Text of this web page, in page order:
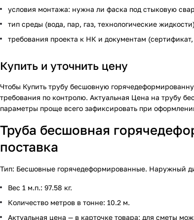
условия монтажа: нужна ли фаска под стыковую
тип среды (вода, пар, газ, технологические
требования проекта к НК и документам
Купить и уточнить цену
Чтобы Купить трубу бесшовную
требования по контролю. Актуальная Цена на трубу
параметры проще всего зафиксировать при
Труба бесшовная
поставка
Тип: Бесшовные горячедеформированные. Наружный
Вес 1 м.п.: 97.58 кг.
Количество метров в тонне: 10.2 м.
Актуальная цена — в карточке товара; для сметы